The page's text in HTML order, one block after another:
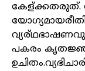
കേള്ക്കതരുത്.
പകരം